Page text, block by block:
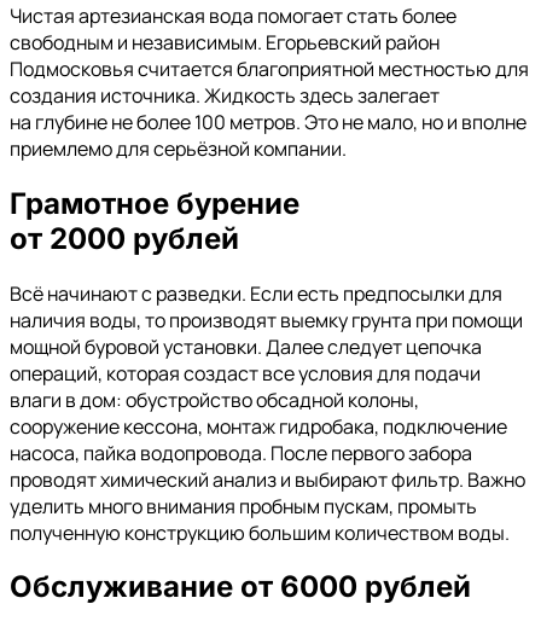
Чистая артезианская вода помогает стать более
свободным и независимым. Егорьевский район
Подмосковья считается благоприятной местностью для
создания источника. Жидкость здесь залегает
на глубине не более 100 метров. Это не мало, но и вполне
приемлемо для серьёзной компании.
Грамотное бурение
от 2000 рублей
Всё начинают с разведки. Если есть предпосылки для
наличия воды, то производят выемку грунта при помощи
мощной буровой установки. Далее следует цепочка
операций, которая создаст все условия для подачи
влаги в дом: обустройство обсадной колоны,
сооружение кессона, монтаж гидробака, подключение
насоса, пайка водопровода. После первого забора
проводят химический анализ и выбирают фильтр. Важно
уделить много внимания пробным пускам, промыть
полученную конструкцию большим количеством воды.
Обслуживание от 6000 рублей